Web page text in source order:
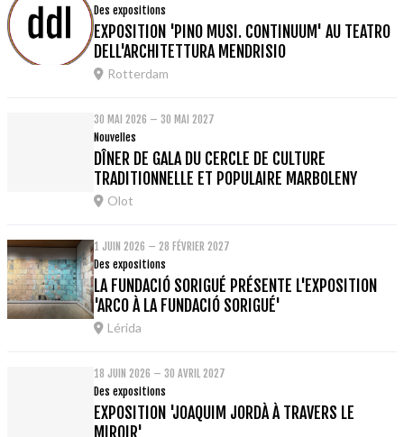
Des expositions
EXPOSITION 'PINO MUSI. CONTINUUM' AU TEATRO
DELL'ARCHITETTURA MENDRISIO
Rotterdam
30 MAI 2026 – 30 MAI 2027
Nouvelles
DÎNER DE GALA DU CERCLE DE CULTURE
TRADITIONNELLE ET POPULAIRE MARBOLENY
Olot
1 JUIN 2026 – 28 FÉVRIER 2027
Des expositions
LA FUNDACIÓ SORIGUÉ PRÉSENTE L'EXPOSITION
'ARCO À LA FUNDACIÓ SORIGUÉ'
Lérida
18 JUIN 2026 – 30 AVRIL 2027
Des expositions
EXPOSITION 'JOAQUIM JORDÀ À TRAVERS LE
MIROIR'